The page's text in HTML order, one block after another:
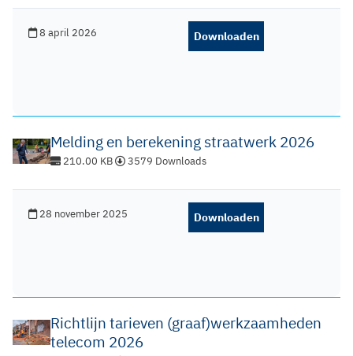
8 april 2026 Downloaden
Melding en berekening straatwerk 2026
210.00 KB 3579 Downloads
28 november 2025 Downloaden
Richtlijn tarieven (graaf)werkzaamheden
telecom 2026